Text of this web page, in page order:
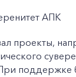
АПК
проекты,
поддержке